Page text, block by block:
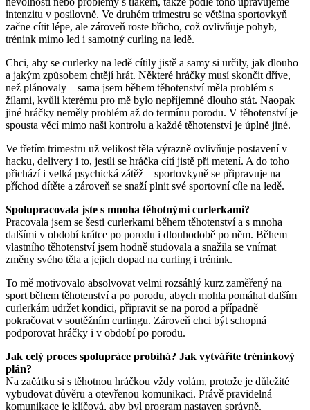
intenzitu v posilovně. Ve druhém trimestru se většina sportovkyň
začne cítit lépe, ale zároveň roste břicho, což ovlivňuje pohyb,
trénink mimo led i samotný curling na ledě.
Chci, aby se curlerky na ledě cítily jistě a samy si určily, jak dlouho
a jakým způsobem chtějí hrát. Některé hráčky musí skončit dříve,
než plánovaly – sama jsem během těhotenství měla problém s
žílami, kvůli kterému pro mě bylo nepříjemné dlouho stát. Naopak
jiné hráčky neměly problém až do termínu porodu. V těhotenství je
spousta věcí mimo naši kontrolu a každé těhotenství je úplně jiné.
Ve třetím trimestru už velikost těla výrazně ovlivňuje postavení v
hacku, delivery i to, jestli se hráčka cítí jistě při metení. A do toho
přichází i velká psychická zátěž – sportovkyně se připravuje na
příchod dítěte a zároveň se snaží plnit své sportovní cíle na ledě.
Spolupracovala jste s mnoha těhotnými curlerkami?
Pracovala jsem se šesti curlerkami během těhotenství a s mnoha
dalšími v období krátce po porodu i dlouhodobě po něm. Během
vlastního těhotenství jsem hodně studovala a snažila se vnímat
změny svého těla a jejich dopad na curling i trénink.
To mě motivovalo absolvovat velmi rozsáhlý kurz zaměřený na
sport během těhotenství a po porodu, abych mohla pomáhat dalším
curlerkám udržet kondici, připravit se na porod a případně
pokračovat v soutěžním curlingu. Zároveň chci být schopná
podporovat hráčky i v období po porodu.
Jak celý proces spolupráce probíhá? Jak vytváříte tréninkový
plán?
Na začátku si s těhotnou hráčkou vždy volám, protože je důležité
vybudovat důvěru a otevřenou komunikaci. Právě pravidelná
komunikace je klíčová, aby byl program nastaven správně.